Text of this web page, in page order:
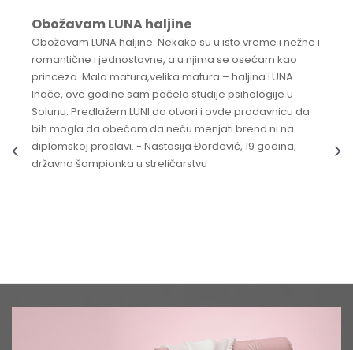
Obožavam LUNA haljine
Obožavam LUNA haljine. Nekako su u isto vreme i nežne i
romantične i jednostavne, a u njima se osećam kao
princeza. Mala matura,velika matura – haljina LUNA.
Inače, ove godine sam počela studije psihologije u
Solunu. Predlažem LUNI da otvori i ovde prodavnicu da
bih mogla da obećam da neću menjati brend ni na
diplomskoj proslavi. - Nastasija Đorđević, 19 godina,
državna šampionka u streličarstvu